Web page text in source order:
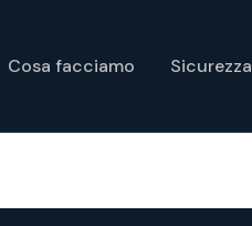
Cosa facciamo Sicurezza